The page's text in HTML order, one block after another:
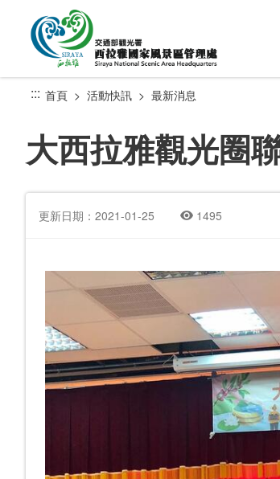
::: 首頁 活動快訊 最新消息
大西拉雅觀光圈
更新日期：2021-01-25 1495